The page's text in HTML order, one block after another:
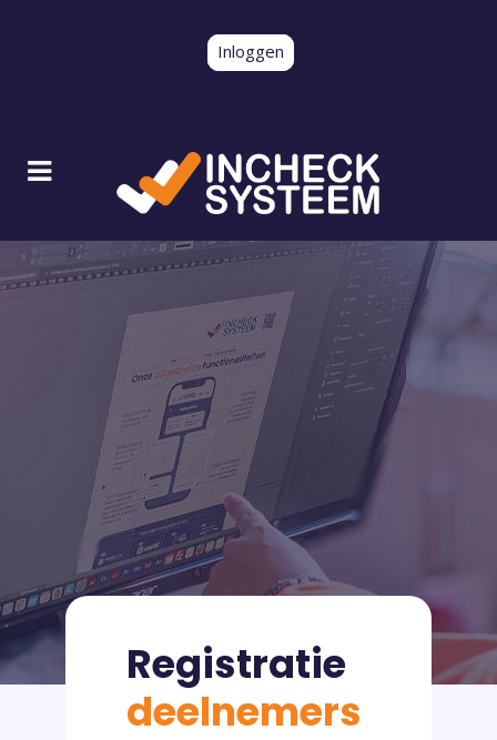
Inloggen
Registratie
deelnemers